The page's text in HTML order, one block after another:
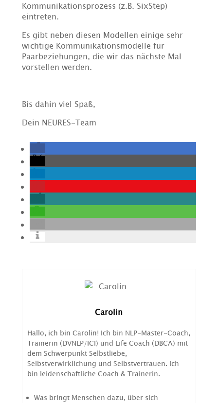
Kommunikationsprozess (z.B. SixStep)
eintreten.
Es gibt neben diesen Modellen einige sehr
wichtige Kommunikationsmodelle für
Paarbeziehungen, die wir das nächste Mal
vorstellen werden.
Bis dahin viel Spaß,
Dein NEURES-Team
Carolin
Hallo, ich bin Carolin! Ich bin NLP-Master-Coach,
Trainerin (DVNLP/ICI) und Life Coach (DBCA) mit
dem Schwerpunkt Selbstliebe,
Selbstverwirklichung und Selbstvertrauen. Ich
bin leidenschaftliche Coach & Trainerin.
Was bringt Menschen dazu, über sich